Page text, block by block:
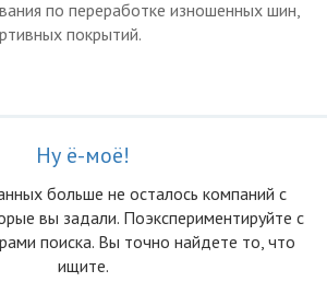
по переработке изношенных шин,
покрытий.
Ну ё-моё!
больше не осталоcь компаний с
вы задали. Поэкспериментируйте с
поиска. Вы точно найдете то, что
ищите.